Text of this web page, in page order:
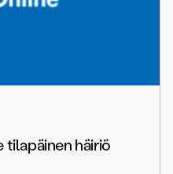
häiriö